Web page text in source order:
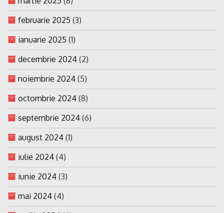
februarie 2025 (3)
ianuarie 2025 (1)
decembrie 2024 (2)
noiembrie 2024 (5)
octombrie 2024 (8)
septembrie 2024 (6)
august 2024 (1)
iulie 2024 (4)
iunie 2024 (3)
mai 2024 (4)